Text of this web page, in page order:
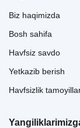
Biz haqimizda
Bosh sahifa
Havfsiz savdo
Yetkazib berish
Havfsizlik